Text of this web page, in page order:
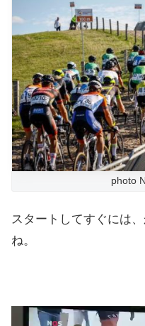
photo
スタートしてすぐには
ね。